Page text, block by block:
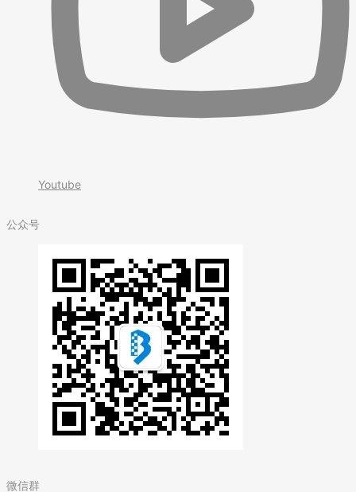
Youtube
公众号
微信群